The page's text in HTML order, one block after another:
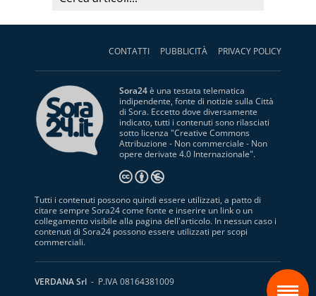
CONTATTI PUBBLICITÀ PRIVACY POLICY
Sora24è una testata telematica
indipendente, fonte di notizie sulla Città
di Sora. Eccetto dove diversamente
indicato, tutti i contenuti sono rilasciati
sotto licenza "Creative Commons
Attribuzione - Non commerciale - Non
opere derivate 4.0 Internazionale".
Tutti i contenuti possono quindi essere utilizzati, a patto di
citare sempre Sora24 come fonte e inserire un link o un
collegamento visibile alla pagina dell'articolo. In nessun caso i
contenuti di Sora24 possono essere utilizzati per scopi
commerciali.
VERDANA Srl - P.IVA 08164381009